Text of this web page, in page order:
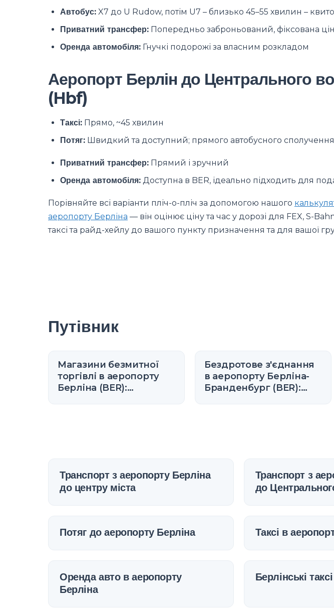
Автобус: X7 до U Rudow, потім U7 – близько 45–55 хвилин –
Приватний трансфер: Попередньо заброньований, фіксована
Оренда автомобіля: Гнучкі подорожі за власним розкладом
Аеропорт Берлін до Центрального
(Hbf)
Таксі: Прямо, ~45 хвилин
Потяг: Швидкий та доступний; прямого автобусного
Приватний трансфер: Прямий і зручний
Оренда автомобіля: Доступна в BER, ідеально підходить для
Порівняйте всі варіанти пліч-о-пліч за допомогою нашого
аеропорту Берліна — він оцінює ціну та час у дорозі для FEX, S-
таксі та райд-хейлу до вашого пункту призначення та для вашої
Путівник
Магазини безмитної
торгівлі в аеропорту
Берліна (BER):
Бездротове з'єднання
в аеропорту Берліна-
Бранденбург (BER):
Транспорт з аеропорту Берліна
до центру міста
Транспорт з
до
Потяг до аеропорту Берліна Таксі в
Оренда авто в аеропорту
Берліна
Берлінські таксі